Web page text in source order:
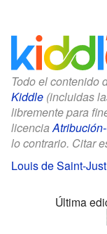
Todo el contenido
Kiddle (incluidas
libremente para
licencia
lo contrario. Citar
Louis de Saint-
Última